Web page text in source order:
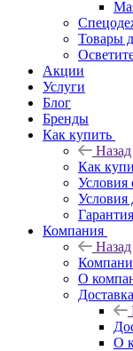
Товары
Акции
Услуги
Блог
Бренды
Как купить
Назад
Как
Условия
Условия
Компания
Назад
О
О